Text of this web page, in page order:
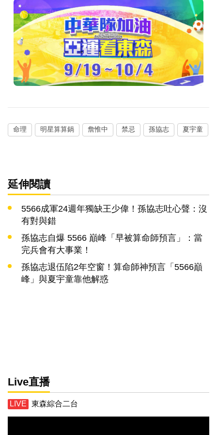
命理 明星算算鍋 詹惟中 禁忌 孫協志 夏宇童
延伸閱讀
5566成軍24週年獨缺王少偉！孫協志吐心聲：沒
有對與錯
孫協志自爆 5566 巔峰「早被算命師預言」：當
完兵會有大事業！
孫協志退伍陷2年空窗！算命師神預言「5566巔
峰」與夏宇童靠他解惑
Live直播
東森綜合二台